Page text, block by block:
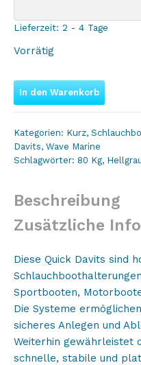
Lieferzeit: 2 - 4 Tage
Vorrätig
In den Warenkorb
Kategorien: Kurz,
Davits, Wave Marine
Schlagwörter: 80 Kg,
Beschreibung
Zusätzliche
Diese Quick Davits sind
Sportbooten,
Die Systeme
sicheres Anlegen und
Weiterhin gewährleistet
schnelle, stabile und